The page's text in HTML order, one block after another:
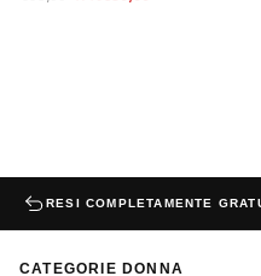
RESI COMPLETAMENTE
CATEGORIE DONNA